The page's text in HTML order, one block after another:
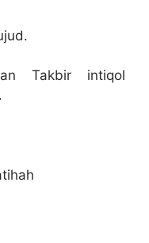
Takbir intiqol